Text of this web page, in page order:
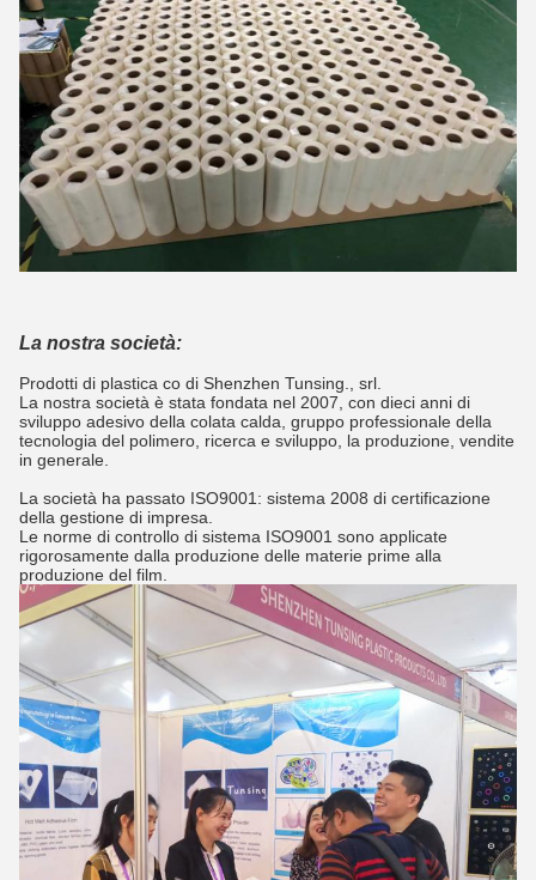
La nostra società:
Prodotti di plastica co di Shenzhen Tunsing., srl.
La nostra società è stata fondata nel 2007, con dieci anni di
sviluppo adesivo della colata calda, gruppo professionale della
tecnologia del polimero, ricerca e sviluppo, la produzione, vendite
in generale.
La società ha passato ISO9001: sistema 2008 di certificazione
della gestione di impresa.
Le norme di controllo di sistema ISO9001 sono applicate
rigorosamente dalla produzione delle materie prime alla
produzione del film.